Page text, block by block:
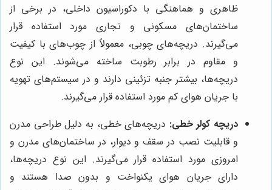
ظاهری و هماهنگی با دکوراسیون داخلی، در برخی از
ساختمان‌های مسکونی و تجاری مورد استفاده قرار
می‌گیرند. دریچه‌های چوبی، معمولاً از چوب‌های با کیفیت
و مقاوم در برابر رطوبت ساخته می‌شوند. این نوع
دریچه‌ها، بیشتر جنبه تزئینی دارند و در سیستم‌های تهویه
با جریان هوای کم مورد استفاده قرار می‌گیرند.
دریچه کولر خطی: دریچه‌های خطی، به دلیل طراحی مدرن
و قابلیت نصب در سقف و دیوار، در ساختمان‌های مدرن و
امروزی مورد استفاده قرار می‌گیرند. این نوع دریچه‌ها،
دارای جریان هوای یکنواخت و بدون صدا هستند و